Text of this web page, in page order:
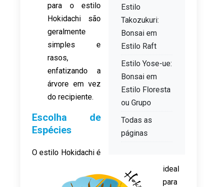
Estilo
Takozukuri:
Bonsai em
Estilo Raft
Estilo Yose-ue:
Bonsai em
Estilo Floresta
ou Grupo
Todas as
páginas
para o estilo
Hokidachi são
geralmente
simples e
rasos,
enfatizando a
árvore em vez
do recipiente.
Escolha de
Espécies
O estilo Hokidachi é
ideal
para